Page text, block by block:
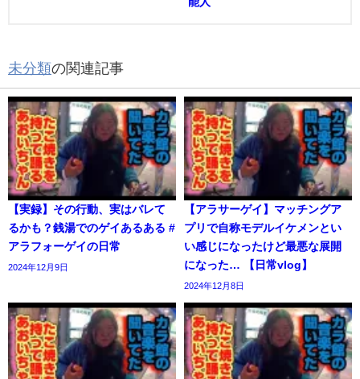
未分類の関連記事
【実録】その行動、実はバレて
るかも？銭湯でのゲイあるある #
アラフォーゲイの日常
2024年12月9日
【アラサーゲイ】マッチングア
プリで自称モデルイケメンとい
い感じになったけど最悪な展開
になった… 【日常vlog】
2024年12月8日